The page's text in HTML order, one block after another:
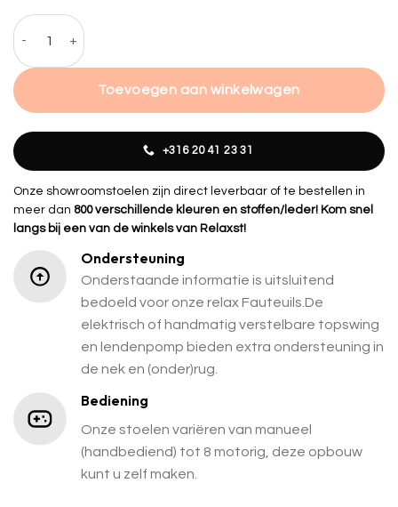
Relaxfauteuil Udenhout hoeveelheid
Toevoegen aan winkelwagen
+316 20 41 23 31
Onze showroomstoelen zijn direct leverbaar of te bestellen in
meer dan 800 verschillende kleuren en stoffen/leder! Kom snel
langs bij een van de winkels van Relaxst!
Ondersteuning
Onderstaande informatie is uitsluitend
bedoeld voor onze relax Fauteuils.De
elektrisch of handmatig verstelbare topswing
en lendenpomp bieden extra ondersteuning in
de nek en (onder)rug.
Bediening
Onze stoelen variëren van manueel
(handbediend) tot 8 motorig, deze opbouw
kunt u zelf maken.